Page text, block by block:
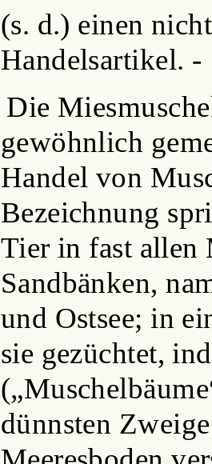
(s. d.) einen
Handelsartikel. -
Die
gewöhnlich
Handel von
Bezeichnung
Tier in fast allen
Sandbänken,
und Ostsee; in
sie gezüchtet,
dünnsten